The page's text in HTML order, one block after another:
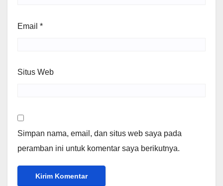
Email *
Situs Web
Simpan nama, email, dan situs web saya pada
peramban ini untuk komentar saya berikutnya.